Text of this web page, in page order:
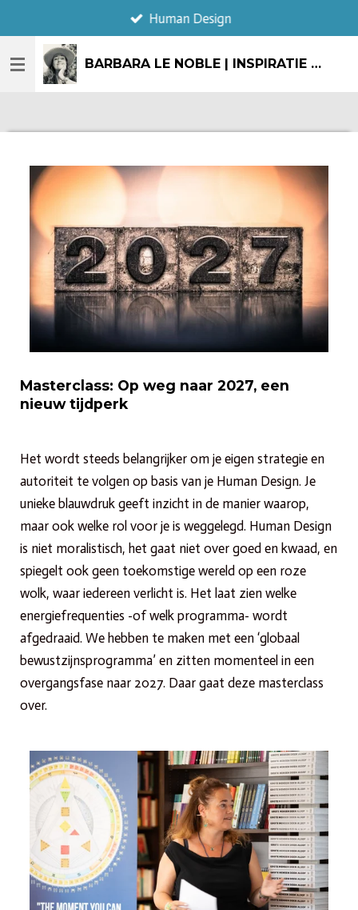
direct
naar
BARBARA LE NOBLE | INSPIRATIE & CREATIE
Human Design
Masterclass: Op weg naar 2027, een
nieuw tijdperk
Het wordt steeds belangrijker om je eigen strategie en
autoriteit te volgen op basis van je Human Design. Je
unieke blauwdruk geeft inzicht in de manier waarop,
maar ook welke rol voor je is weggelegd. Human Design
is niet moralistisch, het gaat niet over goed en kwaad, en
spiegelt ook geen toekomstige wereld op een roze
wolk, waar iedereen verlicht is. Het laat zien welke
energiefrequenties -of welk programma- wordt
afgedraaid. We hebben te maken met een ‘globaal
bewustzijnsprogramma’ en zitten momenteel in een
overgangsfase naar 2027. Daar gaat deze masterclass
over.